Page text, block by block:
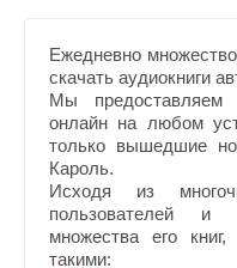
Ежедневно
скачать аудиокниги
Мы предоставляем
онлайн на любом
только вышедшие
Кароль.
Исходя из
пользователей и
множества его
такими: